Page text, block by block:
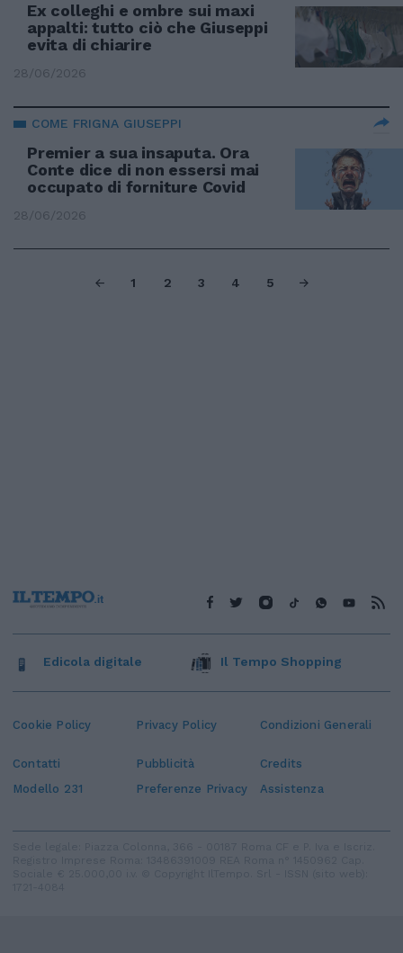
Ex colleghi e ombre sui maxi
appalti: tutto ciò che Giuseppi
evita di chiarire
28/06/2026
COME FRIGNA GIUSEPPI
Premier a sua insaputa. Ora
Conte dice di non essersi mai
occupato di forniture Covid
28/06/2026
1 2 3 4 5
Cookie Policy Privacy Policy Condizioni Generali
Contatti Pubblicità
Credits
Modello 231
Preferenze Privacy Assistenza
Edicola digitale Il Tempo Shopping